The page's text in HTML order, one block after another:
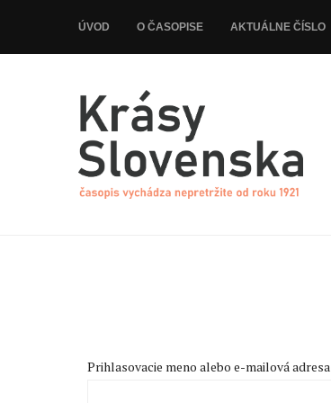
ÚVOD O ČASOPISE AKTUÁLNE ČÍSLO
Prihlasovacie meno alebo e-mailová adresa